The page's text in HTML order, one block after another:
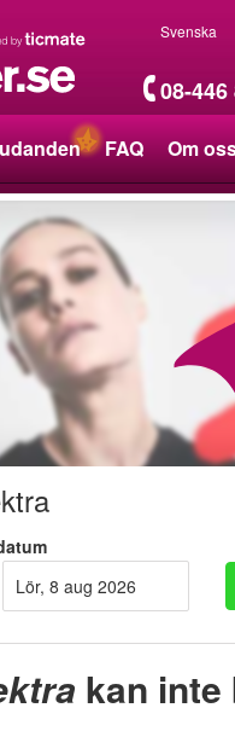
08-446
Svenska
FAQ Om
lör, 8 aug 2026
kan inte